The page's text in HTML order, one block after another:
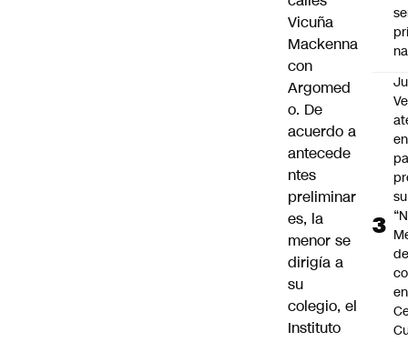
Vicuña
Mackenna
con
Argomed
o. De
acuerdo a
antecede
ntes
preliminar
es, la
menor se
dirigía a
su
colegio, el
Instituto